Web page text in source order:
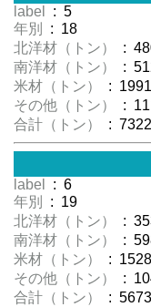
label
: 5
年別
: 18
北洋材（トン）
:
南洋材（トン）
:
米材（トン）
:
その他（トン）
:
合計（トン）
:
label
: 6
年別
: 19
北洋材（トン）
:
南洋材（トン）
:
米材（トン）
:
その他（トン）
:
合計（トン）
: